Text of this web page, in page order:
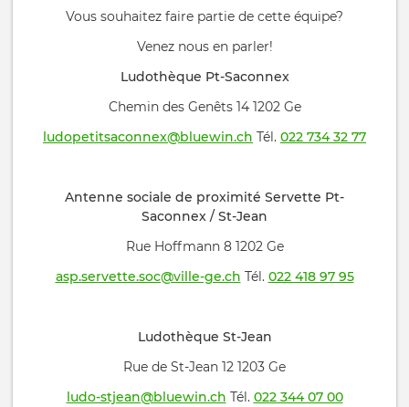
Vous souhaitez faire partie de cette équipe?
Venez nous en parler!
Ludothèque Pt-Saconnex
Chemin des Genêts 14 1202 Ge
ludopetitsaconnex@bluewin.ch Tél. 022 734 32 77
Antenne sociale de proximité Servette Pt-
Saconnex / St-Jean
Rue Hoffmann 8 1202 Ge
asp.servette.soc@ville-ge.ch Tél. 022 418 97 95
Ludothèque St-Jean
Rue de St-Jean 12 1203 Ge
ludo-stjean@bluewin.ch Tél. 022 344 07 00